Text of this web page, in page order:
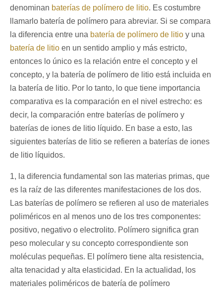
denominan baterías de polímero de litio. Es costumbre
llamarlo batería de polímero para abreviar. Si se compara
la diferencia entre una batería de polímero de litio y una
batería de litio en un sentido amplio y más estricto,
entonces lo único es la relación entre el concepto y el
concepto, y la batería de polímero de litio está incluida en
la batería de litio. Por lo tanto, lo que tiene importancia
comparativa es la comparación en el nivel estrecho: es
decir, la comparación entre baterías de polímero y
baterías de iones de litio líquido. En base a esto, las
siguientes baterías de litio se refieren a baterías de iones
de litio líquidos.
1, la diferencia fundamental son las materias primas, que
es la raíz de las diferentes manifestaciones de los dos.
Las baterías de polímero se refieren al uso de materiales
poliméricos en al menos uno de los tres componentes:
positivo, negativo o electrolito. Polímero significa gran
peso molecular y su concepto correspondiente son
moléculas pequeñas. El polímero tiene alta resistencia,
alta tenacidad y alta elasticidad. En la actualidad, los
materiales poliméricos de batería de polímero